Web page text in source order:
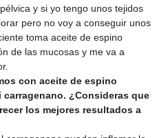
y si yo tengo unos tejidos
pero no voy a conseguir unos
toma aceite de espino
de las mucosas y me va a
con aceite de espino
¿Consideras que
los mejores resultados a